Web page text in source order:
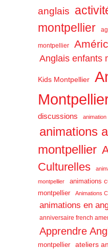
anglais
montpellier
montpellier
Anglais enfants
Kids Montpellier
discussions
animation
animations
montpellier
Culturelles
montpellier
animations
montpellier
Animations
animations en
anniversaire french
Apprendre
montpellier
ateliers